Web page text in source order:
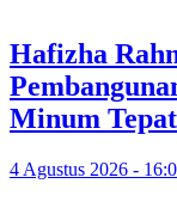
Hafizha
Minum
4 Agustus 2026 -